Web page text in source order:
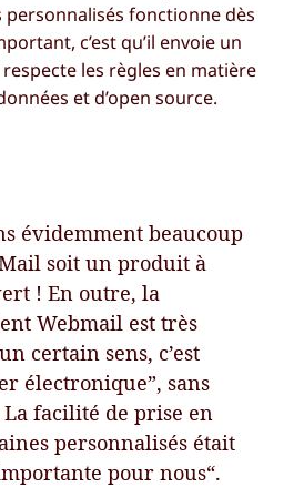
personnalisés fonctionne dès
c’est qu’il envoie un
les règles en matière
et d’open source.
évidemment beaucoup
soit un produit à
! En outre, la
Webmail est très
certain sens, c’est
électronique”, sans
facilité de prise en
personnalisés était
pour nous“.